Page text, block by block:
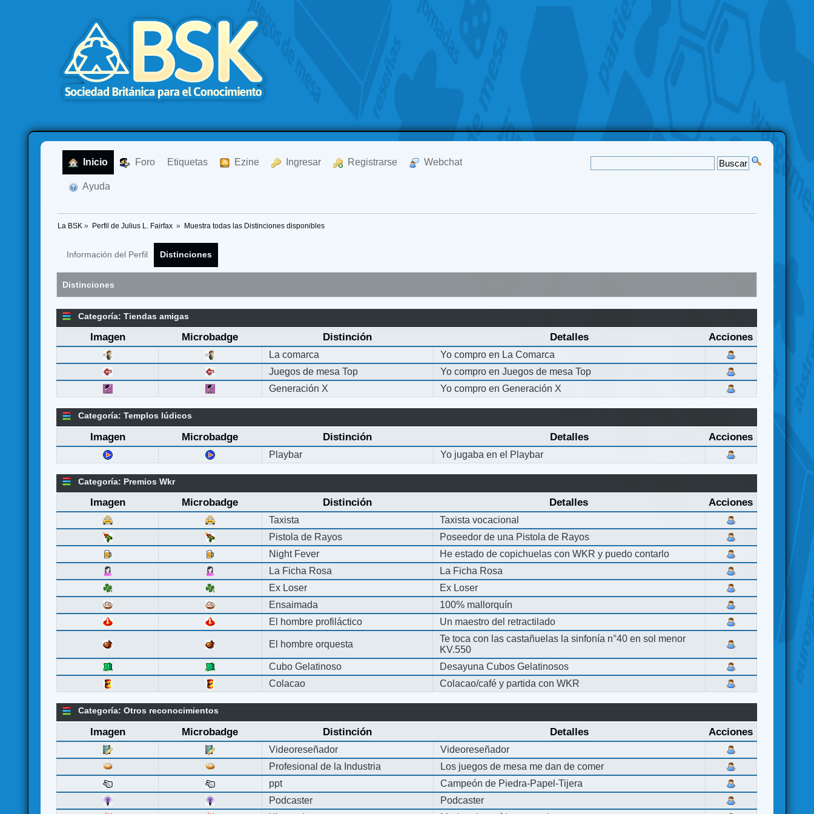
Inicio Foro Etiquetas Ezine Ingresar Registrarse Webchat
Ayuda
La BSK » Perfil de Julius L. Fairfax » Muestra todas las Distinciones disponibles
Información del Perfil Distinciones
Distinciones
Categoría: Tiendas amigas
Imagen Microbadge Distinción Detalles Acciones
La comarca
Yo compro en La Comarca
Juegos de mesa Top
Yo compro en Juegos de mesa Top
Generación X
Yo compro en Generación X
Categoría: Templos lúdicos
Imagen Microbadge Distinción Detalles Acciones
Playbar Yo jugaba en el Playbar
Categoría: Premios Wkr
Imagen Microbadge Distinción Detalles Acciones
Taxista
Taxista vocacional
Pistola de Rayos
Poseedor de una Pistola de Rayos
Night Fever
He estado de copichuelas con WKR y puedo contarlo
La Ficha Rosa
La Ficha Rosa
Ex Loser
Ex Loser
Ensaimada
100% mallorquín
El hombre profiláctico
Un maestro del retractilado
El hombre orquesta
Te toca con las castañuelas la sinfonía n°40 en sol menor
KV.550
Cubo Gelatinoso
Desayuna Cubos Gelatinosos
Colacao
Colacao/café y partida con WKR
Categoría: Otros reconocimientos
Imagen Microbadge Distinción Detalles Acciones
Videoreseñador
Videoreseñador
Profesional de la Industria
Los juegos de mesa me dan de comer
ppt
Campeón de Piedra-Papel-Tijera
Podcaster
Podcaster